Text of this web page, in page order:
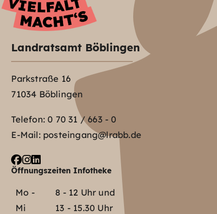
Landratsamt Böblingen
Parkstraße 16
71034 Böblingen
Telefon:0 70 31 / 663 - 0
E-Mail: posteingang@lrabb.de
Öffnungszeiten Infotheke
Mo -
Mi
8 - 12 Uhr und
13 - 15.30 Uhr